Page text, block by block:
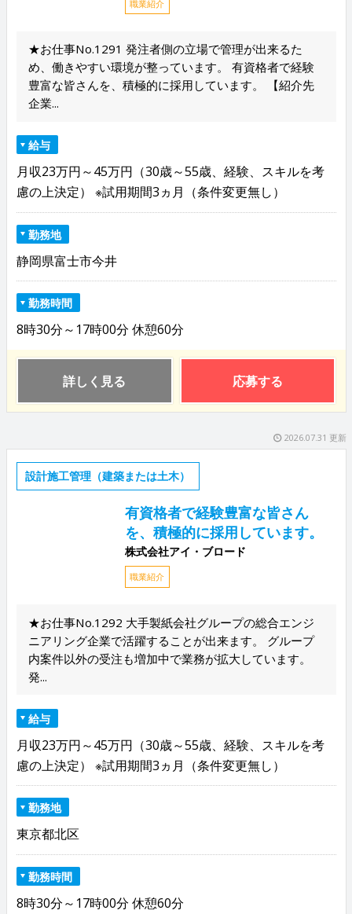
職業紹介
★お仕事No.1291 発注者側の立場で管理が出来るた
め、働きやすい環境が整っています。 有資格者で経験
豊富な皆さんを、積極的に採用しています。 【紹介先
企業...
給与
月収23万円～45万円（30歳～55歳、経験、スキルを考
慮の上決定） ※試用期間3ヵ月（条件変更無し）
勤務地
静岡県富士市今井
勤務時間
8時30分～17時00分 休憩60分
詳しく見る 応募する
2026.07.31 更新
設計施工管理（建築または土木）
有資格者で経験豊富な皆さん
を、積極的に採用しています。
株式会社アイ・ブロード
職業紹介
★お仕事No.1292 大手製紙会社グループの総合エンジ
ニアリング企業で活躍することが出来ます。 グループ
内案件以外の受注も増加中で業務が拡大しています。
発...
給与
月収23万円～45万円（30歳～55歳、経験、スキルを考
慮の上決定） ※試用期間3ヵ月（条件変更無し）
勤務地
東京都北区
勤務時間
8時30分～17時00分 休憩60分